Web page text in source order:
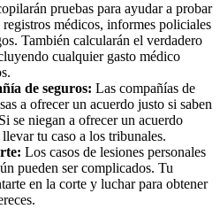
pruebas para ayudar a probar
médicos, informes policiales
También calcularán el verdadero
cualquier gasto médico
de seguros: Las compañías de
a ofrecer un acuerdo justo si saben
se niegan a ofrecer un acuerdo
tu caso a los tribunales.
Los casos de lesiones personales
pueden ser complicados. Tu
en la corte y luchar para obtener